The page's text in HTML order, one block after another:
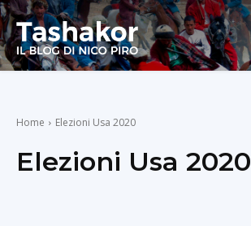
Home Elezioni Usa 2020
Elezioni Usa 2020